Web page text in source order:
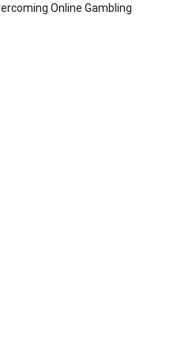
Online Gambling